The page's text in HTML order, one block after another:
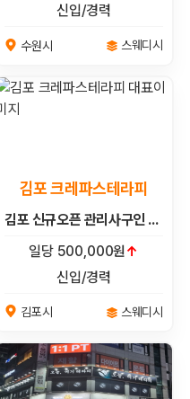
신입/경력
수원시 스웨디시
김포 크레파스테라피
김포 신규오픈 관리사구인 알바 투잡 당일근무 당일지급(고양/일산/인천/검단/강화/부천/의정부/파주/군포/홍대/연남동/신촌/동대문
일당 500,000원 ↑
신입/경력
김포시 스웨디시